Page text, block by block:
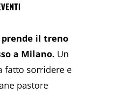
prende il treno
a Milano. Un
fatto sorridere e
pastore